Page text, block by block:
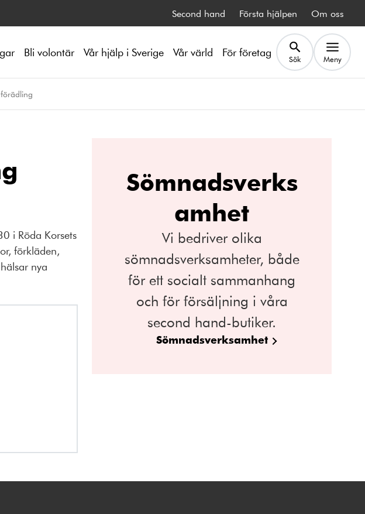
Second hand Första hjälpen Om oss
Bli volontär Vår hjälp i Sverige Vår värld För företag Sök Meny
i Röda Korsets
förkläden,
nya
Sömnadsverks
amhet
Vi bedriver olika
sömnadsverksamheter, både
för ett socialt sammanhang
och för försäljning i våra
second hand-butiker.
Sömnadsverksamhet